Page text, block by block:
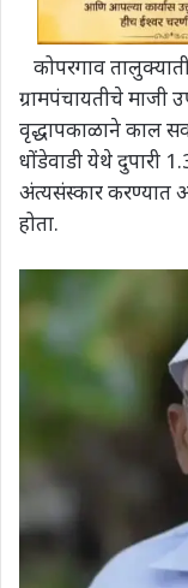
कोपरगाव
ग्रामपंचायतीचे माजी
वृद्धापकाळाने काल
धोंडेवाडी येथे दुपारी
अंत्यसंस्कार करण्यात
होता.